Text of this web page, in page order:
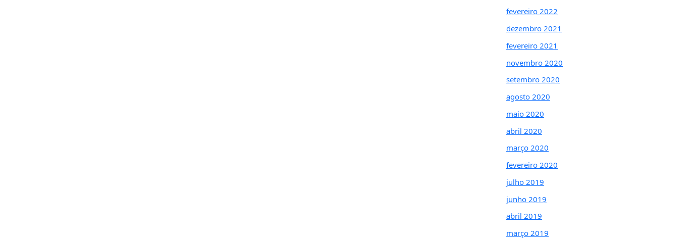
fevereiro 2022
dezembro 2021
fevereiro 2021
novembro 2020
setembro 2020
agosto 2020
maio 2020
abril 2020
março 2020
fevereiro 2020
julho 2019
junho 2019
abril 2019
março 2019